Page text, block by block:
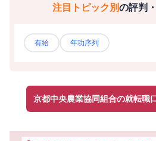
注目トピック別の評判
有給 年功序列
京都中央農業協同組合の就転職